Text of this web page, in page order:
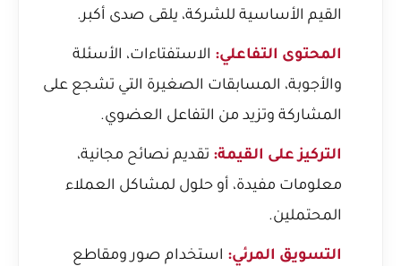
القيم الأساسية للشركة، يلقى صدى أكبر.
المحتوى التفاعلي: الاستفتاءات، الأسئلة
والأجوبة، المسابقات الصغيرة التي تشجع على
المشاركة وتزيد من التفاعل العضوي.
التركيز على القيمة: تقديم نصائح مجانية،
معلومات مفيدة، أو حلول لمشاكل العملاء
المحتملين.
التسويق المرئي: استخدام صور ومقاطع